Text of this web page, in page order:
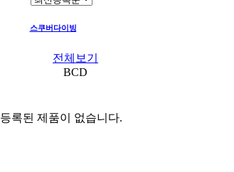
스쿠버다이빙
전체보기
BCD
등록된 제품이 없습니다.